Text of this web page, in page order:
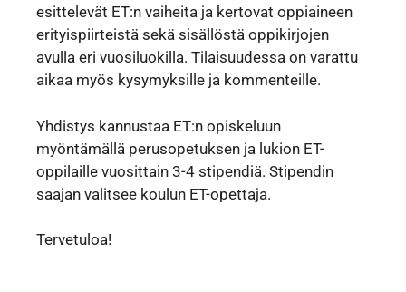
esittelevät ET:n vaiheita ja kertovat oppiaineen
erityispiirteistä sekä sisällöstä oppikirjojen
avulla eri vuosiluokilla. Tilaisuudessa on varattu
aikaa myös kysymyksille ja kommenteille.
Yhdistys kannustaa ET:n opiskeluun
myöntämällä perusopetuksen ja lukion ET-
oppilaille vuosittain 3-4 stipendiä. Stipendin
saajan valitsee koulun ET-opettaja.
Tervetuloa!